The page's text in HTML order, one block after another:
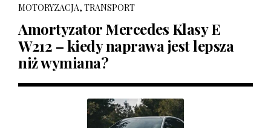
MOTORYZACJA, TRANSPORT
Amortyzator Mercedes Klasy E
W212 – kiedy naprawa jest lepsza
niż wymiana?